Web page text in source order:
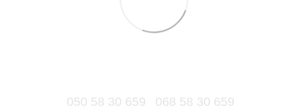
050 58 30 659
068 58 30 659